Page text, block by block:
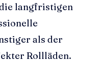
langfristigen
als der
Rollläden.